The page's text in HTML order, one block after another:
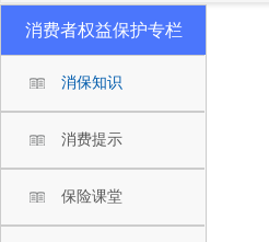
消费者权益保护专栏
消保知识
消费提示
保险课堂